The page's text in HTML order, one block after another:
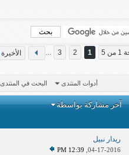
5
1
2
3 الأخيرة
أدوات المنتدى البحث في المنتدى
آخر مشاركة بواسطة
ريدار نبيل
04-17-2016,
12:39 PM